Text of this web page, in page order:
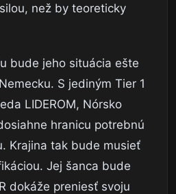
než by teoreticky
bude jeho situácia ešte
S jediným Tier 1
LIDEROM, Nórsko
hranicu potrebnú
Krajina tak bude musieť
Jej šanca bude
dokáže preniesť svoju